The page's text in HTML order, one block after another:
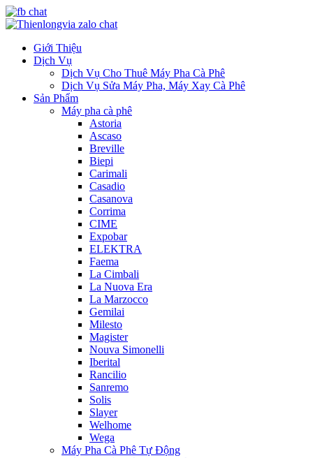
Giới Thiệu
Dịch Vụ
Dịch Vụ Cho Thuê Máy Pha Cà Phê
Dịch Vụ Sửa Máy Pha, Máy Xay Cà Phê
Sản Phẩm
Máy pha cà phê
Astoria
Ascaso
Breville
Biepi
Carimali
Casadio
Casanova
Corrima
CIME
Expobar
ELEKTRA
Faema
La Cimbali
La Nuova Era
La Marzocco
Gemilai
Milesto
Magister
Nouva Simonelli
Iberital
Rancilio
Sanremo
Solis
Slayer
Welhome
Wega
Máy Pha Cà Phê Tự Động